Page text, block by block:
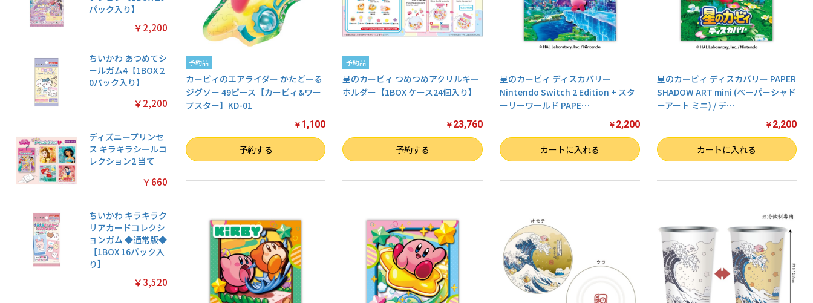
パック入り】
￥2,200
ちいかわ あつめてシ
ールガム4【1BOX 2
0パック入り】
￥2,200
ディズニープリンセ
ス キラキラシールコ
レクション2 当て
￥660
ちいかわ キラキラク
リアカードコレクシ
ョンガム ◆通常版◆
【1BOX 16パック入
り】
￥3,520
予約品
カービィのエアライダー かたどーる
ジグソー 49ピース【カービィ&ワー
プスター】KD-01
￥ 1,100
数量 予約する
予約品
星のカービィ つめつめアクリルキー
ホルダー【1BOX ケース24個入り】
￥ 23,760
数量 予約する
星のカービィ ディスカバリー
Nintendo Switch 2 Edition + スタ
ーリーワールド PAPE…
￥ 2,200
数量 カートに入れる
星のカービィ ディスカバリー PAPER
SHADOW ART mini (ペーパーシャド
ーアート ミニ) / デ…
￥ 2,200
数量 カートに入れる